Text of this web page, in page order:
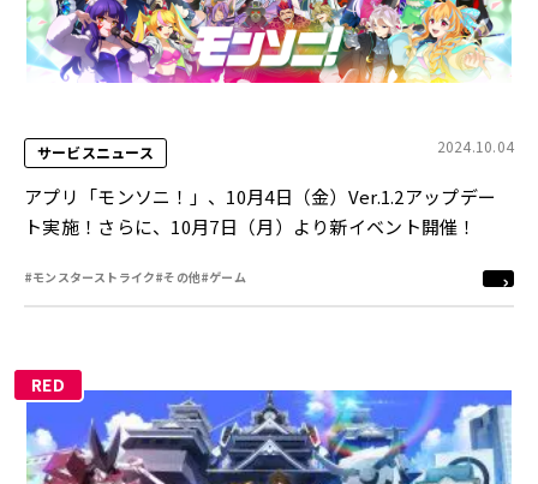
サービスニュース 2024.10.04
アプリ「モンソニ！」、10月4日（金）Ver.1.2アップデー
ト実施！さらに、10月7日（月）より新イベント開催！
#モンスターストライク#その他#ゲーム
RED